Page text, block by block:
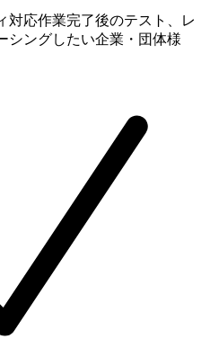
対応作業完了後のテスト、レ
シングしたい企業・団体様